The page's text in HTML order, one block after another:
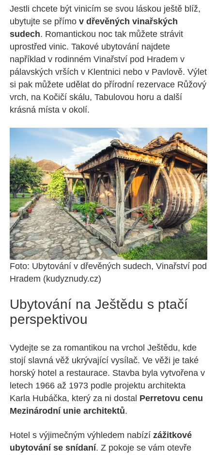
Jestli chcete být vinicím se svou láskou ještě blíž,
ubytujte se přímo v dřevěných vinařských
sudech. Romantickou noc tak můžete strávit
uprostřed vinic. Takové ubytování najdete
například v rodinném Vinařství pod Hradem v
pálavských vrších v Klentnici nebo v Pavlově. Výlet
si pak můžete udělat do přírodní rezervace Růžový
vrch, na Kočičí skálu, Tabulovou horu a další
krásná místa v okolí.
Foto: Ubytování v dřevěných sudech, Vinařství pod
Hradem (kudyznudy.cz)
Ubytování na Ještědu s ptačí
perspektivou
Vydejte se za romantikou na vrchol Ještědu, kde
stojí slavná věž ukrývající vysílač. Ve věži je také
horský hotel a restaurace. Stavba byla vytvořena v
letech 1966 až 1973 podle projektu architekta
Karla Hubáčka, který za ni dostal Perretovu cenu
Mezinárodní unie architektů.
Hotel s výjimečným výhledem nabízí zážitkové
ubytování se snídaní. Z pokoje se vám otevře